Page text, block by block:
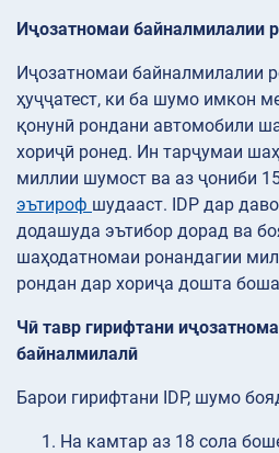
Иҷозатномаи байналмилалии
Иҷозатномаи байналмилалии
ҳуҷҷатест, ки ба шумо имкон
қонунӣ рондани автомобили
хориҷӣ ронед. Ин тарҷумаи
миллии шумост ва аз ҷониби
эътироф шудааст. IDP дар
додашуда эътибор дорад ва
шаҳодатномаи ронандагии
рондан дар хориҷа дошта
Чӣ тавр гирифтани
байналмилалӣ
Барои гирифтани IDP, шумо
На камтар аз 18 сола